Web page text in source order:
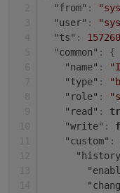
  },
"from":
"user":
"ts":
  "acl": {
  }
"from" :
"user" :
"ts" :
"common" :
{
"name" :
"type" :
"role" :
"read" :
"write" :
"custom" :